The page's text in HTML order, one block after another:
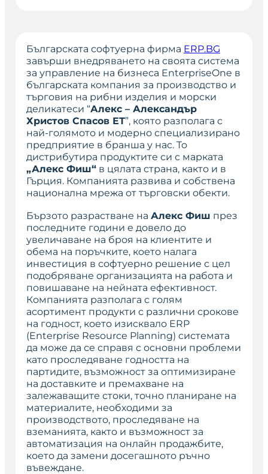
Българската софтуерна фирма ERP.BG
завърши внедряването на своята система
за управление на бизнеса EnterpriseOne в
българската компания за производство и
търговия на рибни изделия и морски
деликатеси “Алекс – Александър
Христов Спасов ЕТ”, която разполага с
най-голямото и модерно специализирано
предприятие в бранша у нас. To
дистрибутира продуктите си с марката
„Алекс Фиш“ в цялата страна, както и в
Гърция. Компанията развива и собствена
национална мрежа от търговски обекти.
Бързото разрастване на Алекс Фиш през
последните години е довело до
увеличаване на броя на клиентите и
обема на поръчките, което налага
инвестиция в софтуерно решение с цел
подобряване организацията на работа и
повишаване на нейната ефективност.
Компанията разполага с голям
асортимент продукти с различни срокове
на годност, което изисквало ERP
(Enterprise Resource Planning) системата
да може да се справя с основни проблеми
като проследяване годността на
партидите, възможност за оптимизиране
на доставките и премахване на
залежаващите стоки, точно планиране на
материалите, необходими за
производството, проследяване на
вземанията, както и възможност за
автоматизация на онлайн продажбите,
което да замени досегашното ръчно
въвеждане.